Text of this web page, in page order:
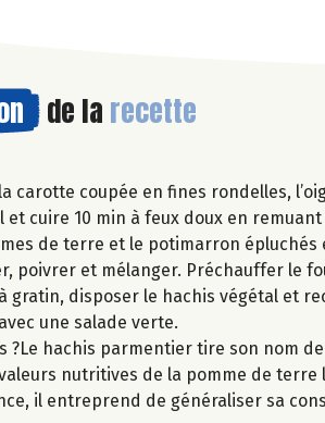
de la recette
carotte coupée en fines rondelles,
et cuire 10 min à feux doux en
de terre et le potimarron
poivrer et mélanger. Préchauffer le
gratin, disposer le hachis végétal et
une salade verte.
?Le hachis parmentier tire son nom
nutritives de la pomme de
il entreprend de généraliser sa